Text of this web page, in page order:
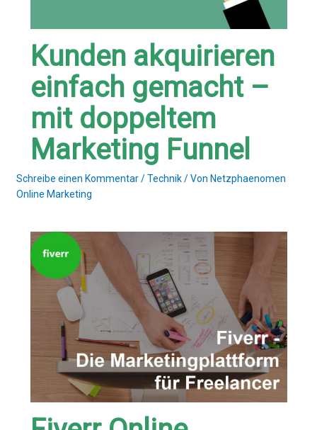
Kunden akquirieren
einfach gemacht –
mit doppeltem
Marketing Funnel
Schreibe einen Kommentar /Technik/ Von Netzphaenomen
Online Marketing